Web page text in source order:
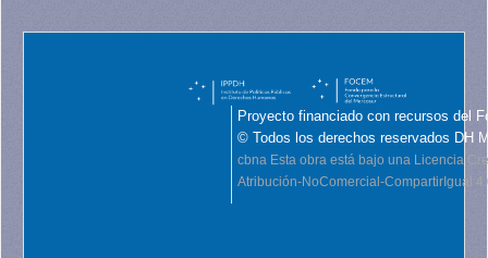
Proyecto financiado con recursos del
© Todos los derechos reservados DH
cbna Esta obra está bajo una Licencia
Atribución-NoComercial-CompartirIgual